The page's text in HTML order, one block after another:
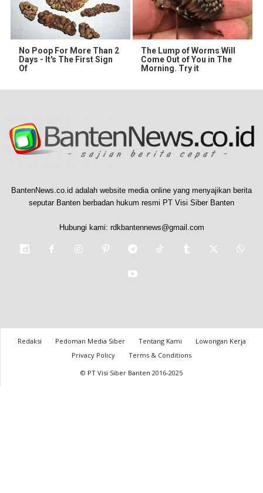
No Poop For More Than 2
Days - It's The First Sign
Of
The Lump of Worms Will
Come Out of You in The
Morning. Try it
BantenNews.co.id adalah website media online yang menyajikan berita
seputar Banten berbadan hukum resmi PT Visi Siber Banten
Hubungi kami: rdkbantennews@gmail.com
Redaksi Pedoman Media Siber Tentang Kami
Lowongan Kerja
Privacy Policy
Terms & Conditions
© PT Visi Siber Banten 2016-2025